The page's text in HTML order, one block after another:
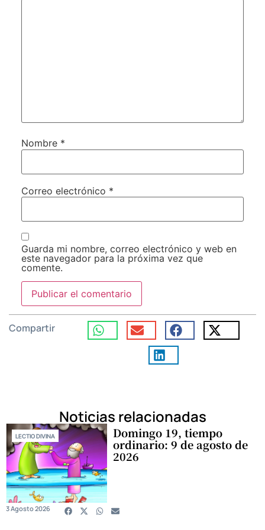
Nombre *
Correo electrónico *
Guarda mi nombre, correo electrónico y web en
este navegador para la próxima vez que
comente.
Compartir
Noticias relacionadas
LECTIO DIVINA Domingo 19, tiempo
ordinario: 9 de agosto de
2026
3 Agosto 2026